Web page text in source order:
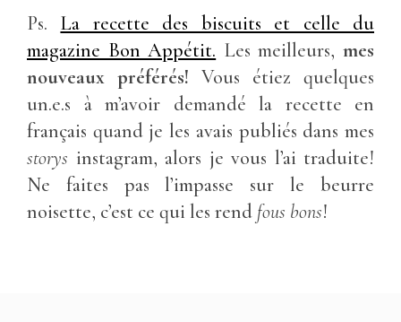
Ps. La recette des biscuits et celle du
magazine Bon Appétit. Les meilleurs,mes
nouveaux préférés! Vous étiez quelques
un.e.s à m’avoir demandé la recette en
français quand je les avais publiés dans mes
storys instagram, alors je vous l’ai traduite!
Ne faites pas l’impasse sur le beurre
noisette, c’est ce qui les rend fous bons!